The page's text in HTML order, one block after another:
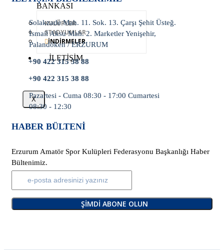
BANKASI
KULÜPLER
STADYUMLAR
İNDİRMELER
İLETİŞİM
X
Solakzade Mah. 11. Sok. 13. Çarşı Şehit Üsteğ.
İsmail Aksu Mah. 2. Marketler Yenişehir,
Palandöken / ERZURUM
+90 422 315 38 88
+90 422 315 38 88
Pazartesi - Cuma 08:30 - 17:00 Cumartesi
08:30 - 12:30
HABER BÜLTENI
Erzurum Amatör Spor Kulüpleri Federasyonu Başkanlığı Haber
Bültenimiz.
ŞIMDI ABONE OLUN